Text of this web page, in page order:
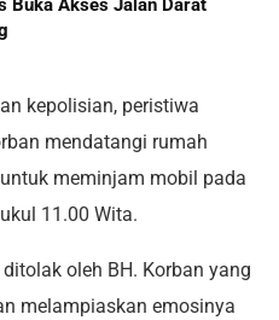
Buka Akses Jalan Darat
kepolisian, peristiwa
mendatangi rumah
meminjam mobil pada
11.00 Wita.
oleh BH. Korban yang
melampiaskan emosinya